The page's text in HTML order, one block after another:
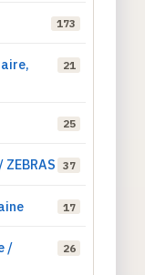
173
21
25
ZEBRAS 37
17
/
26